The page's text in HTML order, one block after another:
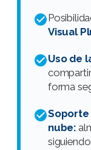
Visual
Uso de
forma
Soporte
nube: